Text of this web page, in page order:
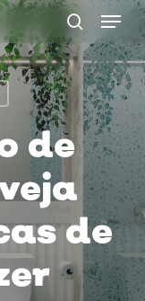
procurar
Menu
de
de